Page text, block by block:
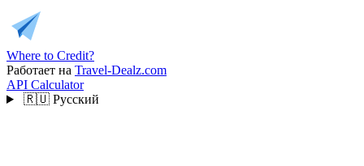
Where to Credit?
Работает на Travel-Dealz.com
API Calculator
🇷🇺 Русский